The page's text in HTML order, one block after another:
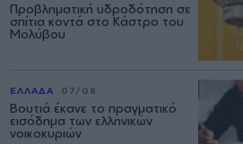
Προβληματική υδροδότηση σε
σπίτια κοντά στο Κάστρο του
Μολύβου
ΕΛΛΑΔΑ 07/08
Βουτιά έκανε το πραγματικό
εισόδημα των ελληνικών
νοικοκυριών